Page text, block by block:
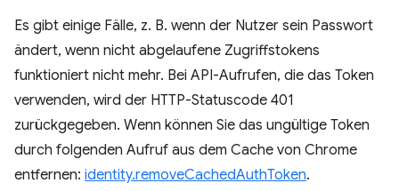
Es gibt einige Fälle, z. B. wenn der Nutzer sein Passwort
ändert, wenn nicht abgelaufene Zugriffstokens
funktioniert nicht mehr. Bei API-Aufrufen, die das Token
verwenden, wird der HTTP-Statuscode 401
zurückgegeben. Wenn können Sie das ungültige Token
durch folgenden Aufruf aus dem Cache von Chrome
entfernen: identity.removeCachedAuthToken.